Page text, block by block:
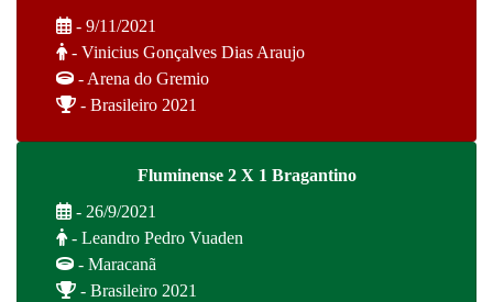
- 9/11/2021
- Vinicius Gonçalves Dias Araujo
- Arena do Gremio
- Brasileiro 2021
Fluminense 2 X 1 Bragantino
- 26/9/2021
- Leandro Pedro Vuaden
- Maracanã
- Brasileiro 2021